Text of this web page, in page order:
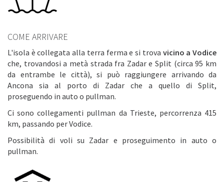
COME ARRIVARE
L'isola è collegata alla terra ferma e si trova vicino a Vodice
che, trovandosi a metà strada fra Zadar e Split (circa 95 km
da entrambe le città), si può raggiungere arrivando da
Ancona sia al porto di Zadar che a quello di Split,
proseguendo in auto o pullman.
Ci sono collegamenti pullman da Trieste, percorrenza 415
km, passando per Vodice.
Possibilità di voli su Zadar e proseguimento in auto o
pullman.